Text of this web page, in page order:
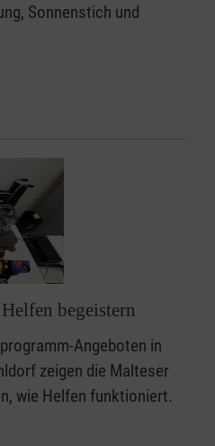
Sonnenstich und
begeistern
Angeboten in
zeigen die Malteser
wie Helfen funktioniert.